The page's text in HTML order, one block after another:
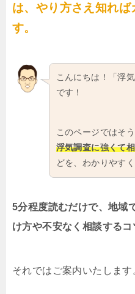
は、やり方さえ知れば
す。
こんにちは！「浮
です！
このページではそう
浮気調査に強くて
どを、わかりやす
5分程度読むだけで、地域
け方や不安なく相談するコ
それではご案内いたします